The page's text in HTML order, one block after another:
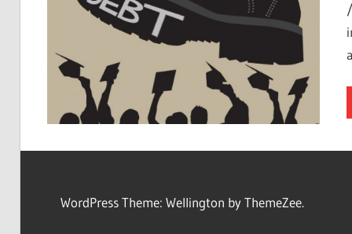
WordPress Theme: Wellington by ThemeZee.